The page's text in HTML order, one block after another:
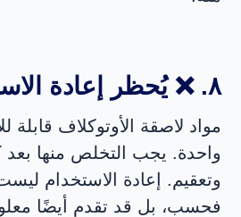
٨. ❌ يُحظر إعادة الاستخدام!
مواد لاصقة الأوتوكلاف قابلة
واحدة. يجب التخلص منها
وتعقيم. إعادة الاستخدام
فحسب، بل قد تقدم أيضًا